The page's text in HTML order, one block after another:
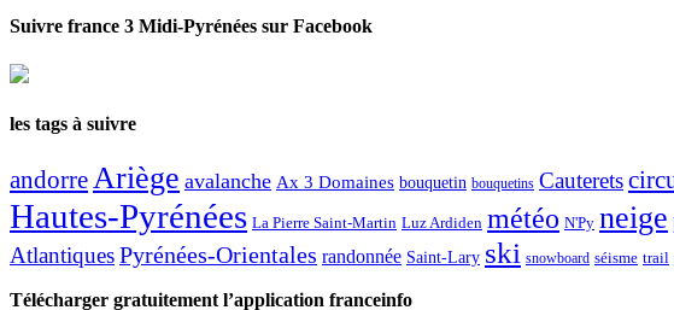
Suivre france 3 Midi-Pyrénées sur Facebook
les tags à suivre
andorreAriège avalanche Ax 3 Domaines bouquetin bouquetins Cauterets
Hautes-Pyrénées La Pierre Saint-Martin Luz Ardiden météo N'Py neige
AtlantiquesPyrénées-Orientales randonnée Saint-Lary ski snowboard séisme trail
Télécharger gratuitement l’application franceinfo